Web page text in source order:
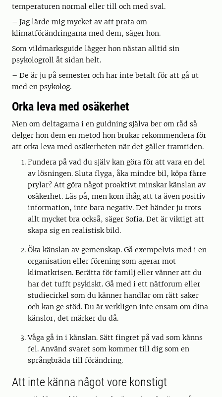
temperaturen normal eller till och med sval.
– Jag lärde mig mycket av att prata om
klimatförändringarna med dem, säger hon.
Som vildmarksguide lägger hon nästan alltid sin
psykologroll åt sidan helt.
– De är ju på semester och har inte betalt för att gå ut
med en psykolog.
Orka leva med osäkerhet
Men om deltagarna i en guidning själva ber om råd så
delger hon dem en metod hon brukar rekommendera för
att orka leva med osäkerheten när det gäller framtiden.
Fundera på vad du själv kan göra för att vara en del
av lösningen. Sluta flyga, åka mindre bil, köpa färre
prylar? Att göra något proaktivt minskar känslan av
osäkerhet. Läs på, men kom ihåg att ta även positiv
information, inte bara negativ. Det händer ju trots
allt mycket bra också, säger Sofia. Det är viktigt att
skapa sig en realistisk bild.
Öka känslan av gemenskap. Gå exempelvis med i en
organisation eller förening som agerar mot
klimatkrisen. Berätta för familj eller vänner att du
har det tufft psykiskt. Gå med i ett nätforum eller
studiecirkel som du känner handlar om rätt saker
och kan ge stöd. Du är verkligen inte ensam om dina
känslor, det märker du då.
Våga gå in i känslan. Sätt fingret på vad som känns
fel. Använd svaret som kommer till dig som en
språngbräda till förändring.
Att inte känna något vore konstigt